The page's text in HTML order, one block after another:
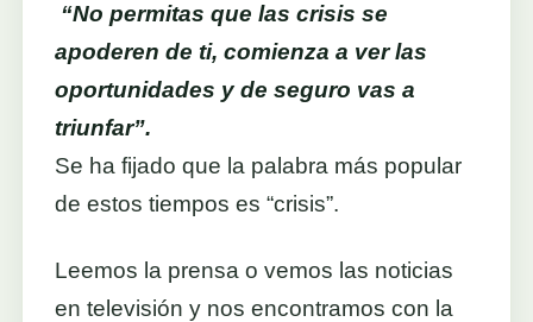
“No permitas que las crisis se
apoderen de ti, comienza a ver las
oportunidades y de seguro vas a
triunfar”.
Se ha fijado que la palabra más popular
de estos tiempos es “crisis”.
Leemos la prensa o vemos las noticias
en televisión y nos encontramos con la